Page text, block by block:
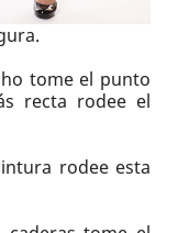
tome el punto
recta rodee el
rodee esta